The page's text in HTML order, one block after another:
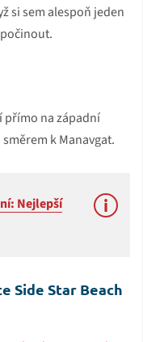
si sem alespoň jeden
přímo na západní
k Manavgat.
Nejlepší
Side Star Beach